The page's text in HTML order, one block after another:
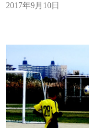
2017年9月10日